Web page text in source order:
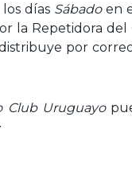
días Sábadoen
la Repetidora del
por
Club Uruguayo